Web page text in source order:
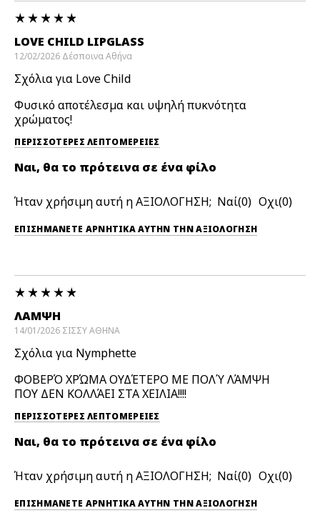
LOVE CHILD LIPGLASS
12/02/2026 ΔέσποιναΑθήνα
Σχόλια για Love Child
Φυσικό αποτέλεσμα και υψηλή πυκνότητα
χρώματος!
ΠΕΡΙΣΣΌΤΕΡΕΣ ΛΕΠΤΟΜΈΡΕΙΕΣ
Ναι, θα το πρότεινα σε ένα φίλο
Ήταν χρήσιμη αυτή η ΑΞΙΟΛΟΓΗΣΗ; 0 0
ΕΠΙΣΗΜΆΝΕΤΕ ΑΡΝΗΤΙΚΆ ΑΥΤΉΝ ΤΗΝ ΑΞΙΟΛΟΓΗΣΗ
ΛΑΜΨΗ
14/01/2026 ΣΙΣΣΥΑΘΗΝΑ
Σχόλια για Nymphette
ΦΟΒΕΡΌ ΧΡΏΜΑ ΟΥΔΈΤΕΡΟ ΜΕ ΠΟΛΎ ΛΆΜΨΗ
ΠΟΥ ΔΕΝ ΚΟΛΛΆΕΙ ΣΤΑ ΧΕΙΛΙΑ!!!!
ΠΕΡΙΣΣΌΤΕΡΕΣ ΛΕΠΤΟΜΈΡΕΙΕΣ
Ναι, θα το πρότεινα σε ένα φίλο
Ήταν χρήσιμη αυτή η ΑΞΙΟΛΟΓΗΣΗ; 0 0
ΕΠΙΣΗΜΆΝΕΤΕ ΑΡΝΗΤΙΚΆ ΑΥΤΉΝ ΤΗΝ ΑΞΙΟΛΟΓΗΣΗ